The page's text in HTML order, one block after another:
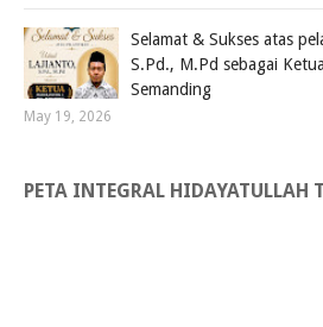
Selamat & Sukses atas
S.Pd., M.Pd sebagai
Semanding
May 19, 2026
PETA INTEGRAL HIDAYATULLAH